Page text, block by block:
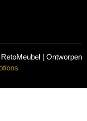
RetoMeubel | Ontworpen